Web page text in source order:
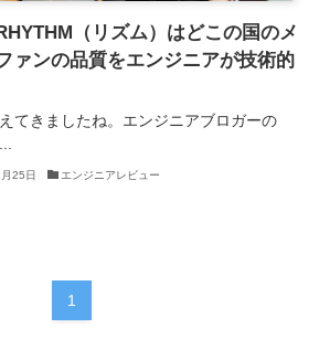
（リズム）はどこの国のメ
ァンの品質をエンジニアが技術的
てきましたね。エンジニアブロガーの
25日 エンジニアレビュー
1